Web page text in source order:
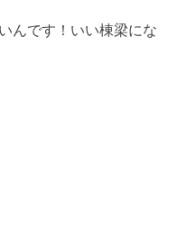
んです！いい棟梁にな